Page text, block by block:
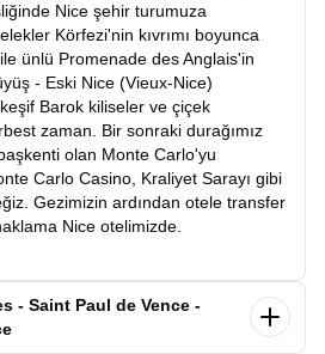
Nice şehir turumuza
Körfezi'nin kıvrımı boyunca
ünlü Promenade des Anglais'in
- Eski Nice (Vieux-Nice)
Barok kiliseler ve çiçek
zaman. Bir sonraki durağımız
olan Monte Carlo'yu
Carlo Casino, Kraliyet Sarayı gibi
Gezimizin ardından otele transfer
Nice otelimizde.
-